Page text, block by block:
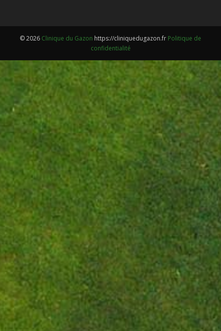
© 2026 Clinique du Gazon https://cliniquedugazon.fr Politique de
confidentialité